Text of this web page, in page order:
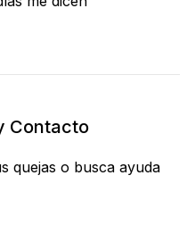
Contacto
quejas o busca ayuda